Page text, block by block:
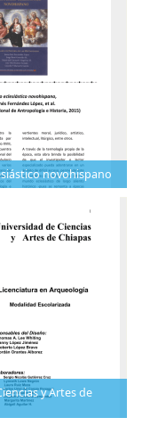
novohispano
y Artes de